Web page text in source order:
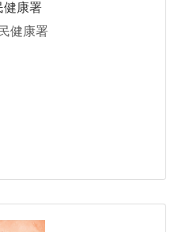
健康署
健康署